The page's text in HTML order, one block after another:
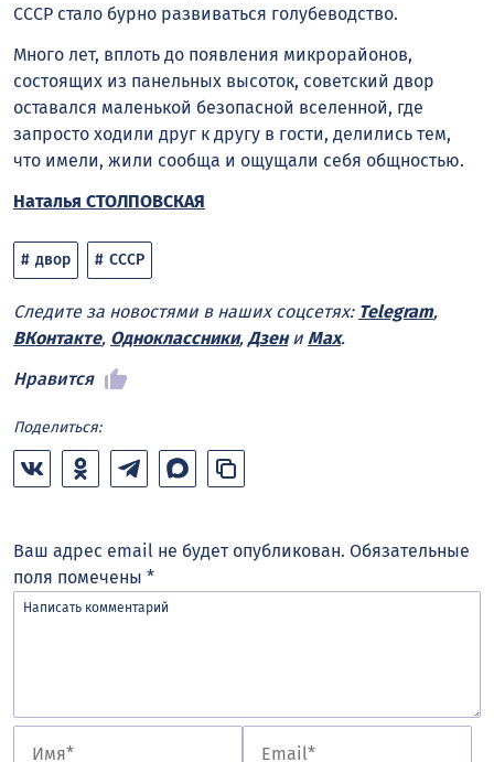
СССР стало бурно развиваться голубеводство.
Много лет, вплоть до появления микрорайонов,
состоящих из панельных высоток, советский двор
оставался маленькой безопасной вселенной, где
запросто ходили друг к другу в гости, делились тем,
что имели, жили сообща и ощущали себя общностью.
Наталья СТОЛПОВСКАЯ
двор СССР
Следите за новостями в наших соцсетях: Telegram,
ВКонтакте, Одноклассники, Дзени Max.
Нравится
Поделиться:
Ваш адрес email не будет опубликован. Обязательные
поля помечены *